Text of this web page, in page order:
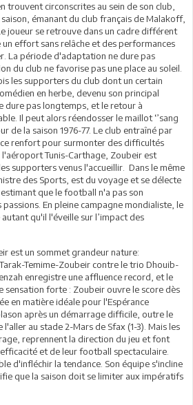
trouvent circonscrites au sein de son club,
émanant du club français de Malakoff,
joueur se retrouve dans un cadre différent
effort sans relâche et des performances
La période d'adaptation ne dure pas
du club ne favorise pas une place au soleil.
les supporters du club dont un certain
en herbe, devenu son principal
dure pas longtemps, et le retour à
Il peut alors réendosser le maillot ‘’sang
de la saison 1976-77. Le club entraîné par
renfort pour surmonter des difficultés
Tunis-Carthage, Zoubeir est
supporters venus l'accueillir. Dans le même
des Sports, est du voyage et se délecte
que le football n'a pas son
En pleine campagne mondialiste, le
qu'il l'éveille sur l’impact des
est un sommet grandeur nature:
Temime-Zoubeir contre le trio Dhouib-
enregistre une affluence record, et le
sensation forte : Zoubeir ouvre le score dès
en matière idéale pour l'Espérance
après un démarrage difficile, outre le
au stade 2-Mars de Sfax (1-3). Mais les
reprennent la direction du jeu et font
et de leur football spectaculaire.
d'infléchir la tendance. Son équipe s'incline
que la saison doit se limiter aux impératifs